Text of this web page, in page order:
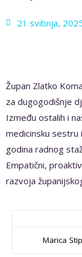
21 svibnja,
Župan Zlatko
za dugogodišnje
Između ostalih i
medicinsku sestru
godina radnog
Empatični,
razvoja
Marica